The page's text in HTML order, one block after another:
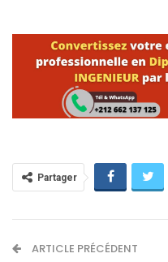
Partager
ARTICLE PRÉCÉDENT